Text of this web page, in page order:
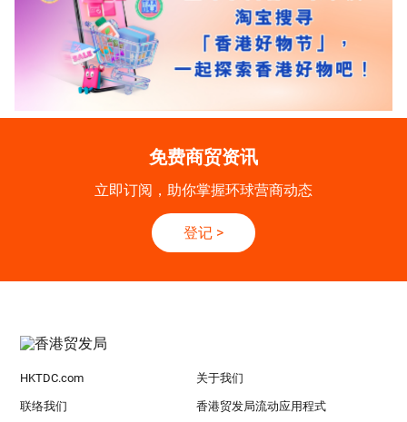
免费商贸资讯
立即订阅，助你掌握环球营商动态
登记 >
HKTDC.com 关于我们
联络我们 香港贸发局流动应用程式